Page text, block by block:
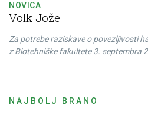
NOVICA
Volk Jože
Za potrebe raziskave o povezljivosti
z Biotehniške fakultete 3. septembra
NAJBOLJ BRANO